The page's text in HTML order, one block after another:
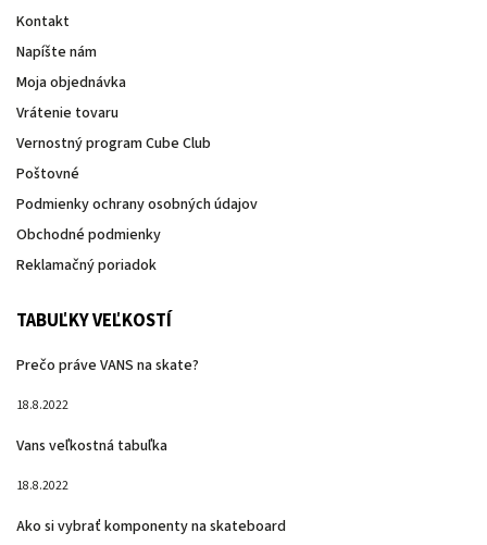
Kontakt
Napíšte nám
Moja objednávka
Vrátenie tovaru
Vernostný program Cube Club
Poštovné
Podmienky ochrany osobných údajov
Obchodné podmienky
Reklamačný poriadok
TABUĽKY VEĽKOSTÍ
Prečo práve VANS na skate?
18.8.2022
Vans veľkostná tabuľka
18.8.2022
Ako si vybrať komponenty na skateboard